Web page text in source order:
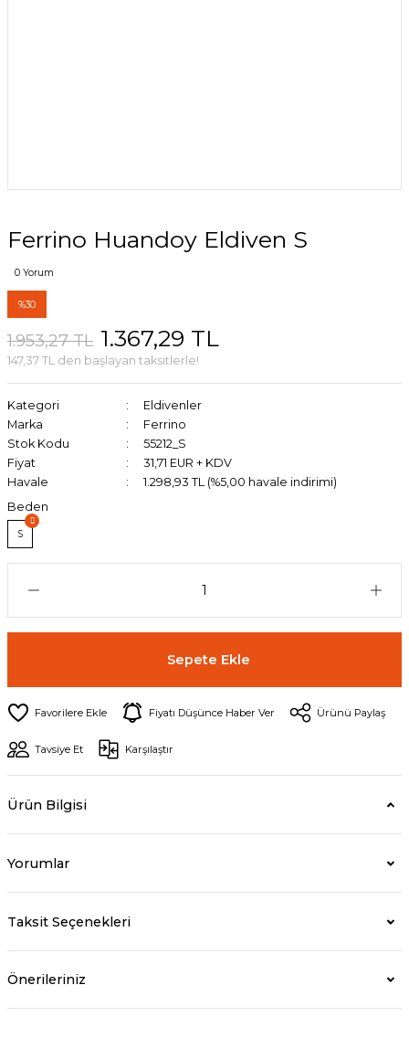
Ferrino Huandoy Eldiven S
0 Yorum
%30
1.953,27 TL 1.367,29 TL
147,37 TL den başlayan taksitlerle!
Kategori
Eldivenler
Marka
Ferrino
Stok Kodu
55212_S
Fiyat
31,71 EUR + KDV
Havale
1.298,93 TL (%5,00 havale indirimi)
Beden
S
Sepete Ekle
Fiyatı Düşünce Haber Ver Ürünü Paylaş
Tavsiye Et Karşılaştır
Ürün Bilgisi
Yorumlar
Taksit Seçenekleri
Önerileriniz